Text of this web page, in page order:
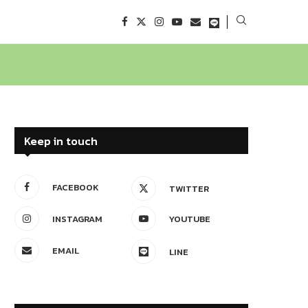
Keep in touch
FACEBOOK TWITTER
INSTAGRAM YOUTUBE
EMAIL LINE